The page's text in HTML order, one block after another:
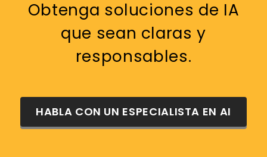
Obtenga soluciones de IA
que sean claras y
responsables.
HABLA CON UN ESPECIALISTA EN AI